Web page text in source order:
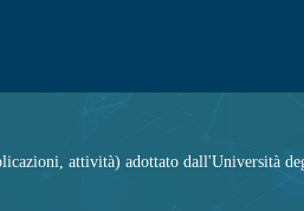
attività) adottato dall'Università